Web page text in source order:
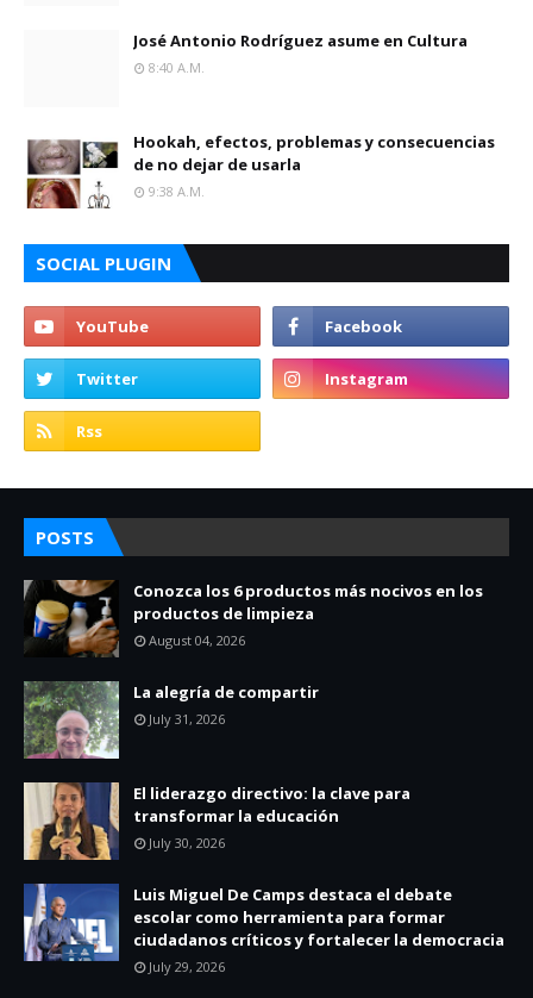
José Antonio Rodríguez asume en Cultura
8:40 A.m.
Hookah, efectos, problemas y consecuencias
de no dejar de usarla
9:38 A.m.
SOCIAL PLUGIN
POSTS
Conozca los 6 productos más nocivos en los
productos de limpieza
August 04, 2026
La alegría de compartir
July 31, 2026
El liderazgo directivo: la clave para
transformar la educación
July 30, 2026
Luis Miguel De Camps destaca el debate
escolar como herramienta para formar
ciudadanos críticos y fortalecer la democracia
July 29, 2026